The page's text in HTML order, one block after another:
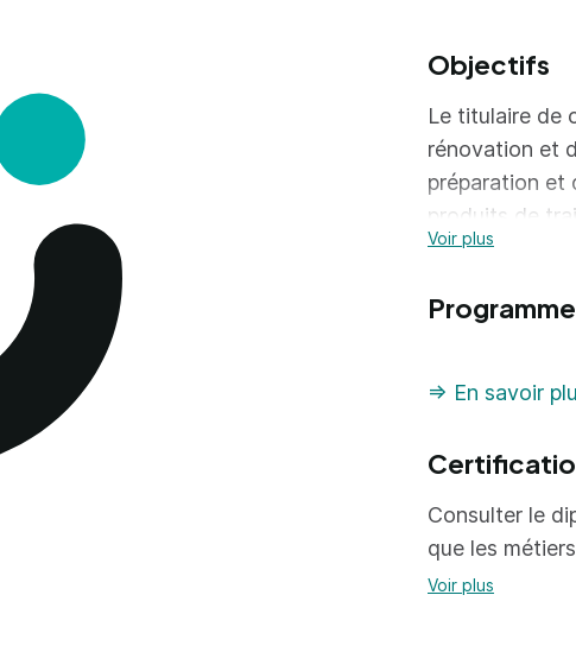
Objectifs
Le titulaire de
rénovation et
préparation et
produits de
contribue à
Voir plus
Programme
=> En savoir
Consulter le
que les
Voir plus